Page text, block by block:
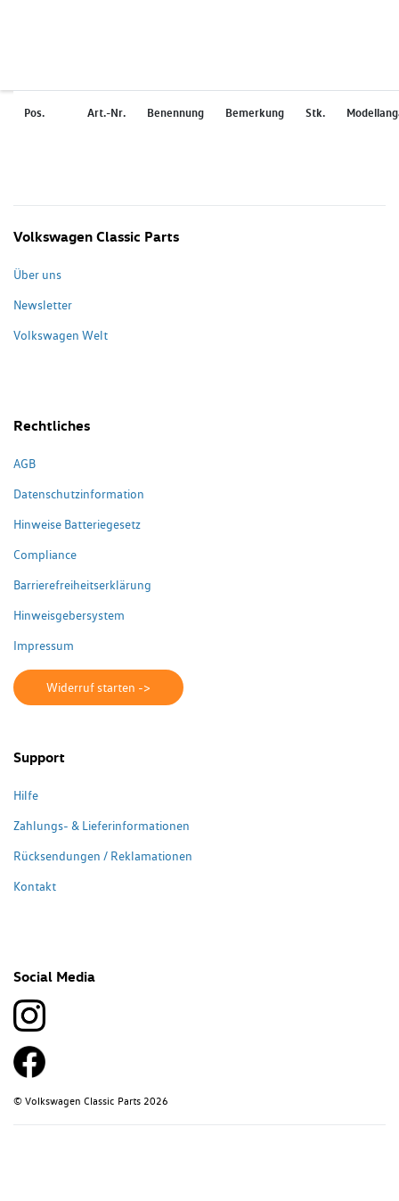
Pos. Art.-Nr. Benennung Bemerkung Stk.
Volkswagen Classic Parts
Über uns
Newsletter
Volkswagen Welt
Rechtliches
AGB
Datenschutzinformation
Hinweise Batteriegesetz
Compliance
Barrierefreiheitserklärung
Hinweisgebersystem
Impressum
Widerruf starten ->
Support
Hilfe
Zahlungs- & Lieferinformationen
Rücksendungen / Reklamationen
Kontakt
Social Media
© Volkswagen Classic Parts 2026